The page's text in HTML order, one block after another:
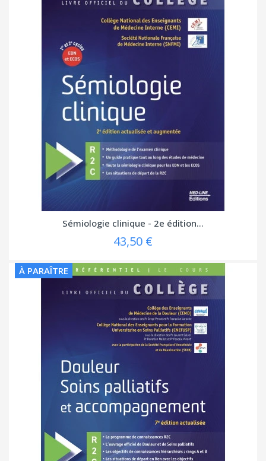
Sémiologie clinique - 2e édition...
43,50 €
À PARAÎTRE